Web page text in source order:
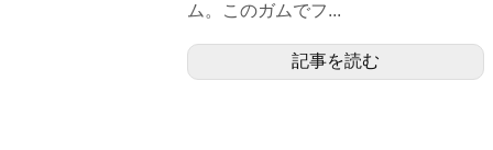
ム。このガムでフ...
記事を読む